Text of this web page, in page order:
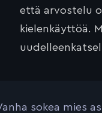
että arvostelu
kielenkäyttöä.
sokea mies